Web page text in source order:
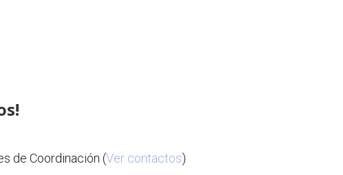
de Coordinación (Ver contactos)